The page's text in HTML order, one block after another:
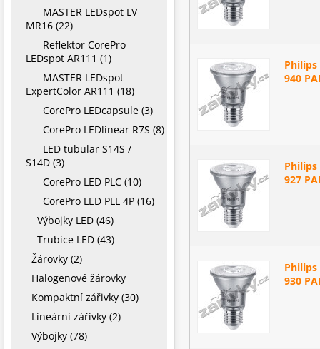
Philips
940
Philips
927
Philips
930
MASTER LEDspot LV
MR16 (22)
Reflektor CorePro
LEDspot AR111 (1)
MASTER LEDspot
ExpertColor AR111 (18)
CorePro LEDcapsule (3)
CorePro LEDlinear R7S (8)
LED tubular S14S /
S14D (3)
CorePro LED PLC (10)
CorePro LED PLL 4P (16)
Výbojky LED (46)
Trubice LED (43)
Žárovky (2)
Halogenové žárovky
Kompaktní zářivky (30)
Lineární zářivky (2)
Výbojky (78)